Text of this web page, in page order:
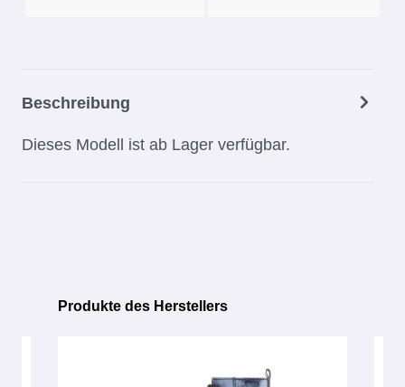
Beschreibung
Dieses Modell ist ab Lager verfügbar.
Produktgalerie überspringen
Produkte des Herstellers